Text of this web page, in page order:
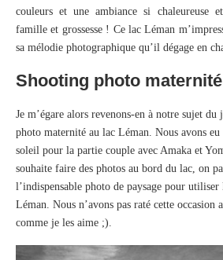
couleurs et une ambiance si chaleureuse
famille et grossesse ! Ce lac Léman
sa mélodie photographique qu’il dégage en
Shooting photo
Je m’égare alors revenons-en à notre sujet
photo maternité au lac Léman. Nous avons
soleil pour la partie couple avec Amaka et
souhaite faire des photos au bord du lac, on
l’indispensable photo de paysage pour utiliser
Léman. Nous n’avons pas raté cette occasion
comme je les aime ;).